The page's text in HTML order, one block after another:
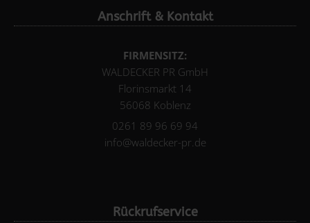
Anschrift & Kontakt
FIRMENSITZ:
WALDECKER PR GmbH
Florinsmarkt 14
56068 Koblenz
0261 89 96 69 94
info@waldecker-pr.de
Rückrufservice